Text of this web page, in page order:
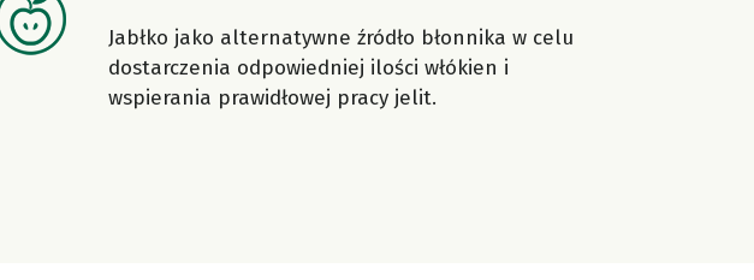
Jabłko jako alternatywne źródło błonnika w celu
dostarczenia odpowiedniej ilości włókien i
wspierania prawidłowej pracy jelit.